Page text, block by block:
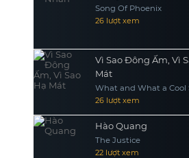
Song Of Phoenix
26 lượt xem
Vì Sao Đông Ấm, Vì
Mát
What and What a Cool
26 lượt xem
Hào Quang
The Justice
22 lượt xem